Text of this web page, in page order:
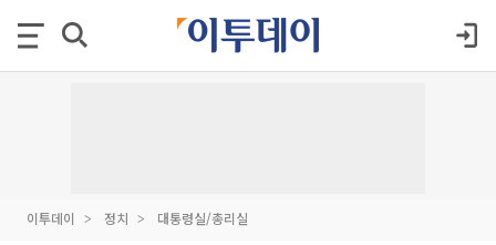
이투데이 정치 대통령실/총리실